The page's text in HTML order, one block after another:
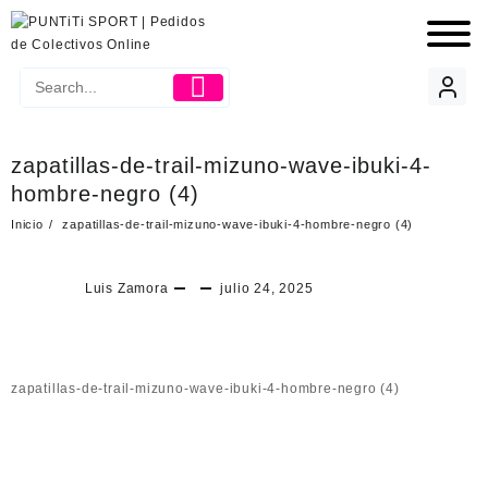
zapatillas-de-trail-mizuno-wave-ibuki-4-
hombre-negro (4)
Inicio zapatillas-de-trail-mizuno-wave-ibuki-4-hombre-negro (4)
Luis Zamora julio 24, 2025
zapatillas-de-trail-mizuno-wave-ibuki-4-hombre-negro (4)